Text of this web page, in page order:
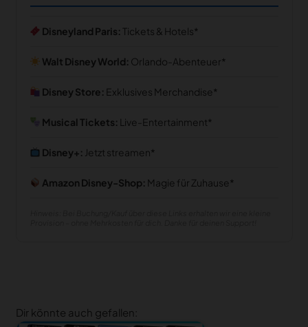
Disneyland Paris: Tickets & Hotels
Walt Disney World: Orlando-Abenteuer
Disney Store: Exklusives Merchandise
Musical Tickets: Live-Entertainment
Disney+: Jetzt streamen
Amazon Disney-Shop: Magie für Zuhause
Dir könnte auch gefallen: